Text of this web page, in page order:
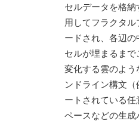
セルデータを格
用してフラクタ
ードされ、各辺
セルが埋まるま
変化する雲のよ
ンドライン構文
ートされている
ペースなどの生